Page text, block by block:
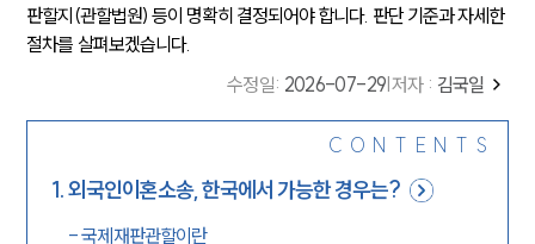
판할지(관할법원) 등이 명확히 결정되어야 합니다. 판단 기준과 자세한
절차를 살펴보겠습니다.
수정일: 2026-07-29 저자 : 김국일
CONTENTS
1.외국인이혼소송, 한국에서 가능한 경우는?
-국제재판관할이란